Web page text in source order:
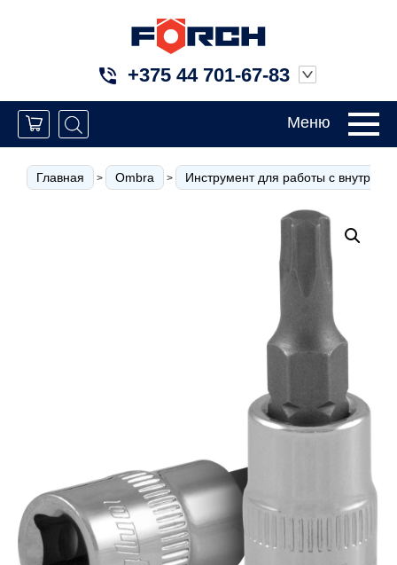
+375 44 701-67-83
Меню
Главная > Ombra > Инструмент для работы с